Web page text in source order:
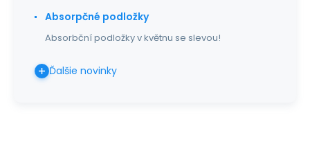
Absorpčné podložky
Absorbční podložky v květnu se slevou!
Ďalšie novinky